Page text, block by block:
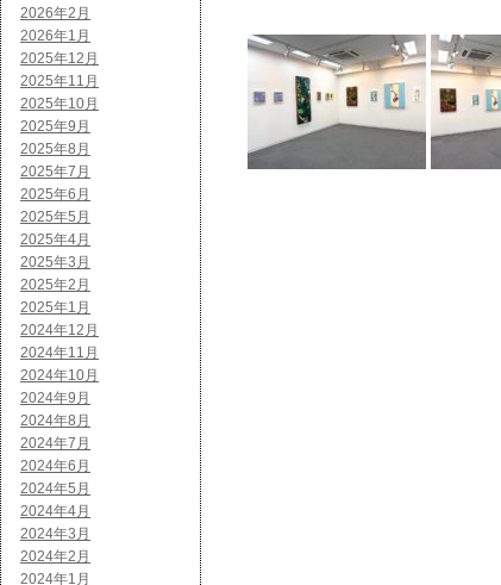
2026年2月
2026年1月
2025年12月
2025年11月
2025年10月
2025年9月
2025年8月
2025年7月
2025年6月
2025年5月
2025年4月
2025年3月
2025年2月
2025年1月
2024年12月
2024年11月
2024年10月
2024年9月
2024年8月
2024年7月
2024年6月
2024年5月
2024年4月
2024年3月
2024年2月
2024年1月